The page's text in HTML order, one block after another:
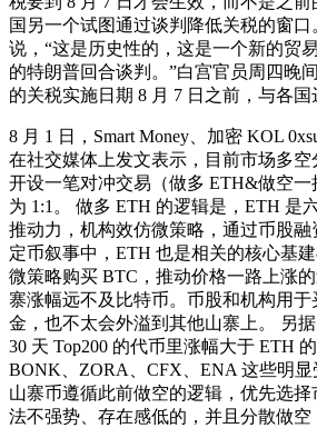
国另一个试图通过谈判降低关税的窗
说，“这是历史性的，这是一个新的贸
的特朗普回合谈判。”白宫官员周四晚
的关税实施日期 8 月 7 日之前，与各国
8 月 1 日，Smart Money、加密 KOL
在社交媒体上发文表示，目前市场多
开设一笔对冲交易（做多 ETH&做空
为 1:1。 做多 ETH 的逻辑是，ETH 是
推动力，机构效仿微策略，通过币股
定币叙事中，ETH 也是相关的核心基
微策略购买 BTC，推动价格一路上涨
寨涨幅远不及比特币。币股和机构用于
金，也不太会外溢到其他山寨上。 另
30 天 Top200 的代币里涨幅大于 ETH
BONK、ZORA、CFX、ENA 这些明显
山寨币遵循此前做空的逻辑，优先选
法不强势、存在感低的，并且分散做